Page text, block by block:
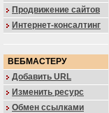
Продвижение сайтов
Интернет-консалтинг
ВЕБМАСТЕРУ
Добавить URL
Изменить ресурс
Обмен ссылками